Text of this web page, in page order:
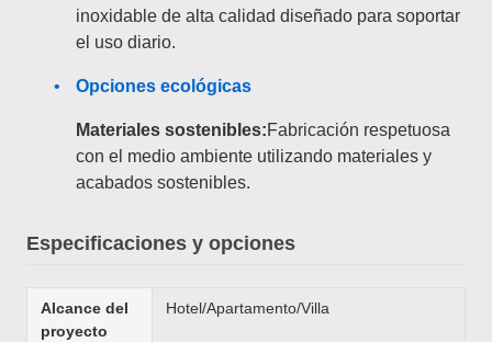
inoxidable de alta calidad diseñado para soportar
el uso diario.
Opciones ecológicas
Materiales sostenibles:Fabricación respetuosa
con el medio ambiente utilizando materiales y
acabados sostenibles.
Especificaciones y opciones
Alcance del
proyecto
Hotel/Apartamento/Villa